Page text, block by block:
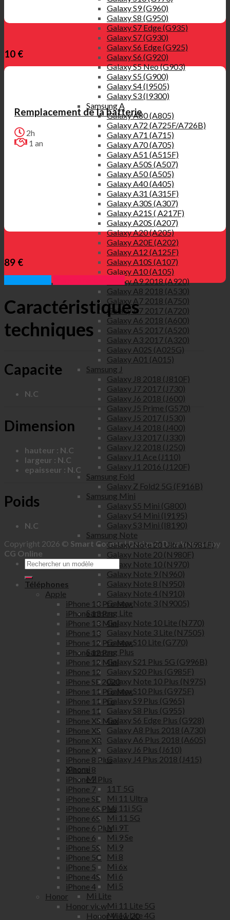
Galaxy S9 (G960)
Galaxy S8 (G950)
Galaxy S7 Edge (G935)
Galaxy S7 (G930)
Galaxy S6 Edge (G925)
Galaxy S6 (G920)
Galaxy S5 Neo (G903)
Galaxy S5 (G900)
Galaxy S4 (I9505)
Galaxy S3 (I9300)
Samsung A
Galaxy A80 (A805)
Galaxy A72 (A725F/A726B)
Galaxy A71 (A715)
Galaxy A70 (A705)
Galaxy A51 (A515F)
Galaxy A50S (A507)
Galaxy A50 (A505)
Galaxy A40 (A405)
Galaxy A31 (A315F)
Galaxy A30S (A307)
Galaxy A21S ( A217F)
Galaxy A20S (A207)
Galaxy A20 (A205)
Galaxy A20E (A202)
Galaxy A12 (A125F)
Galaxy A10S (A107)
Galaxy A10 (A105)
Galaxy A9 2018 (A920)
Galaxy A8 2018 (A530)
Galaxy A7 2018 (A750)
Galaxy A7 2017 (A720)
Galaxy A6 2018 (A600)
Galaxy A5 2017 (A520)
Galaxy A3 2017 (A320)
Galaxy A02S (A025G)
Galaxy A01 (A015)
Samsung J
Galaxy J8 2018 (J810F)
Galaxy J7 2017 (J730)
Galaxy J6 2018 (J600)
Galaxy J5 Prime (G570)
Galaxy J5 2017 (J530)
Galaxy J4 2018 (J400)
Galaxy J3 2017 (J330)
Galaxy J2 2018 (J250)
Galaxy J1 Ace (J110)
Galaxy J1 2016 (J120F)
Samsung Fold
Galaxy Z Fold2 5G (F916B)
Samsung Mini
Galaxy S5 Mini (G800)
Galaxy S4 Mini (I9195)
Galaxy S3 Mini (I8190)
Samsung Note
Galaxy Note 20 Ultra (N981F)
Galaxy Note 20 (N980F)
Galaxy Note 10 (N970)
Galaxy Note 9 (N960)
Galaxy Note 8 (N950)
Galaxy Note 4 (N910)
Galaxy Note 3 (N9005)
Samsung Lite
Galaxy Note 10 Lite (N770)
Galaxy Note 3 Lite (N7505)
Galaxy S10 Lite (G770)
Samsung Plus
Galaxy S21 Plus 5G (G996B)
Galaxy S20 Plus (G985F)
Galaxy Note 10 Plus (N975)
Galaxy S10 Plus (G975F)
Galaxy S9 Plus (G965)
Galaxy S8 Plus (G955)
Galaxy S6 Edge Plus (G928)
Galaxy A8 Plus 2018 (A730)
Galaxy A6 Plus 2018 (A605)
Galaxy J6 Plus (J610)
Galaxy J4 Plus 2018 (J415)
Xiaomi
Mi
11T 5G
Mi 11 Ultra
Mi 11i 5G
Mi 11 5G
Mi 9T
Mi 9 Se
Mi 9
Mi 8
Mi 6x
Mi 6
Mi 5
Mi Lite
Mi 11 Lite 5G
Mi 11 Lite 4G
10 €
Remplacement de la batterie
2h
1 an
89 €
Caractéristiques
techniques
Capacite
N.C
Dimension
hauteur : N.C
largeur : N.C
epaisseur : N.C
Poids
N.C
Copyright 2026 © Smart Corner| Design & Development by
CG Online
Téléphones
Apple
iPhone 13 Pro Max
iPhone 13 Pro
iPhone 13 Mini
iPhone 13
iPhone 12 Pro Max
iPhone 12 Pro
iPhone 12 Mini
iPhone 12
iPhone SE 2020
iPhone 11 Pro Max
iPhone 11 Pro
iPhone 11
iPhone XS Max
iPhone XS
iPhone XR
iPhone X
iPhone 8 Plus
iPhone 8
iPhone 7 Plus
iPhone 7
iPhone SE
iPhone 6S Plus
iPhone 6S
iPhone 6 Plus
iPhone 6
iPhone 5S
iPhone 5C
iPhone 5
iPhone 4S
iPhone 4
Honor
Honor view
Honor View 20